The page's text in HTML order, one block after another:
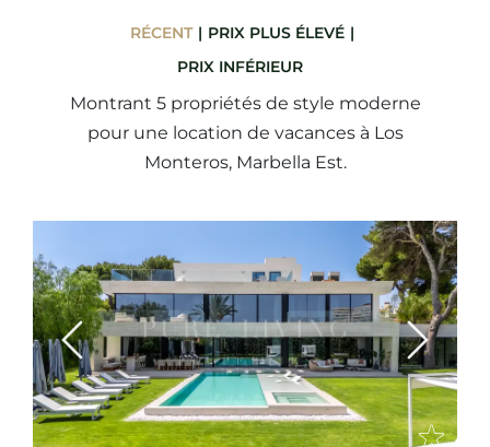
RÉCENT
PRIX ​​PLUS ÉLEVÉ
PRIX ​​INFÉRIEUR
Montrant 5 propriétés de style moderne
pour une location de vacances à Los
Monteros, Marbella Est.
Previous Next